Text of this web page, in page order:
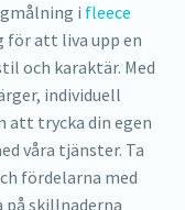
i fleece
för att liva upp en
och karaktär. Med
individuell
att trycka din egen
våra tjänster. Ta
fördelarna med
på skillnaderna